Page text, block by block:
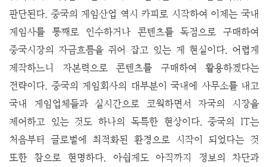
판단된다. 중국의 게임산업 역시 카피로 시작하여 이제는 국내
게임사를 통째로 인수하거나 콘텐츠를 독점으로 구매하여
중국시장의 자금흐름을 쥐어 잡고 있는 게 현실이다. 어렵게
제작하느니 자본력으로 콘텐츠를 구매하여 활용하겠다는
전략이다. 중국의 게임회사의 대부분이 국내에 사무소를 내고
국내 게임업체들과 실시간으로 코웍하면서 자국의 시장을
제어하고 있는 것도 하나의 독특한 현상이다.중국의 IT는
처음부터 글로벌에 최적화된 환경으로 시작이 되었다는 것
또한 참으로 현명하다. 아쉽게도 아직까지 정보의 차단과